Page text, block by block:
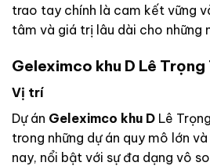
trao tay chính là cam kết vững
tâm và giá trị lâu dài cho những
Geleximco khu D Lê Trọng
Vị trí
Dự án Geleximco khu D Lê
trong những dự án quy mô lớn
nay, nổi bật với sự đa dạng vô